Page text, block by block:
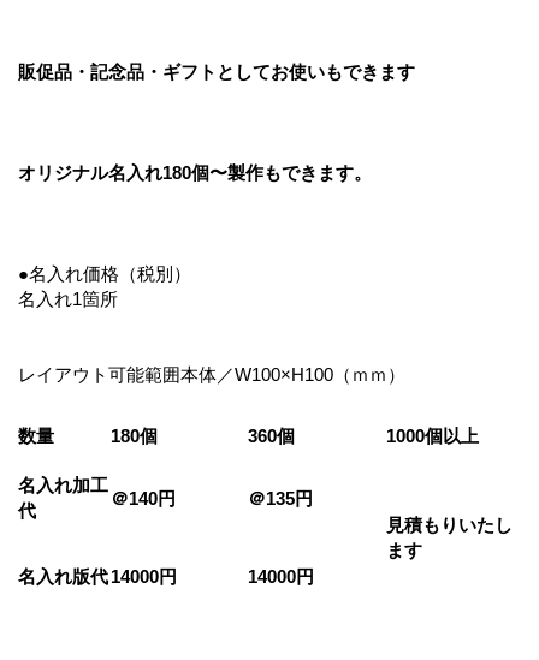
販促品・記念品・ギフトとしてお使いもできます
オリジナル名入れ180個〜製作もできます。
●名入れ価格（税別）
名入れ1箇所
レイアウト可能範囲本体／W100×H100（ｍｍ）
数量 180個 360個 1000個以上
名入れ加工
代
＠140円
＠135円
見積もりいたし
ます
名入れ版代14000円 14000円